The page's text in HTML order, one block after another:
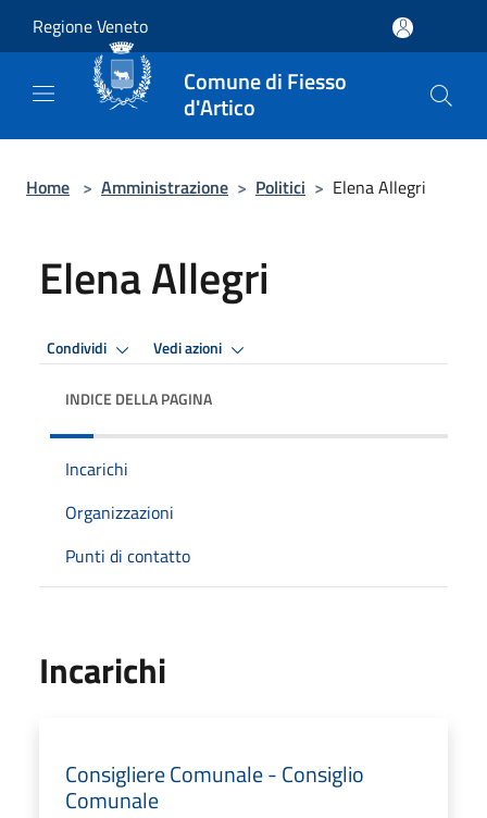
Regione Veneto
Comune di Fiesso
d'Artico
Home > Amministrazione > Politici > Elena Allegri
Elena Allegri
Condividi Vedi azioni
INDICE DELLA PAGINA
Incarichi
Organizzazioni
Punti di contatto
Incarichi
Consigliere Comunale - Consiglio
Comunale